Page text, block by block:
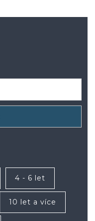
4 - 6 let
10 let a více